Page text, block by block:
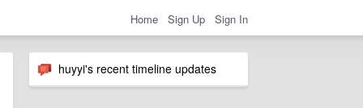
Home Sign Up Sign In
huyyi's recent timeline updates